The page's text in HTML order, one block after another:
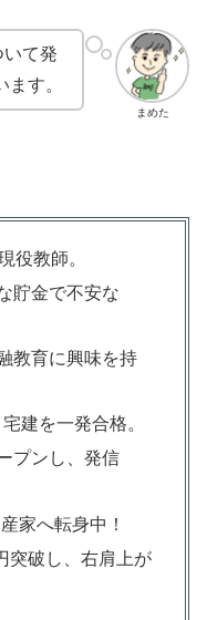
まめた
て発
ます。
役教師。
貯金で不安な
教育に興味を持
建を一発合格。
プンし、発信
家へ転身中！
突破し、右肩上が